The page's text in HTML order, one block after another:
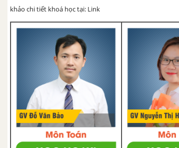
khảo chi tiết khoá học tại: Link